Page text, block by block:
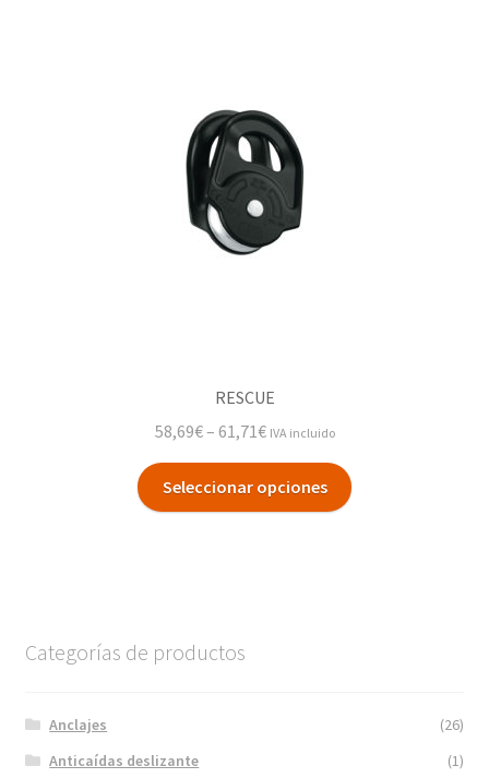
RESCUE
58,69€– 61,71€ IVA incluido
Seleccionar opciones
Categorías de productos
Anclajes
(26)
Anticaídas deslizante
(1)